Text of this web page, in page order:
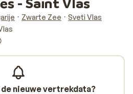
Zwarte Zee
Sveti Vlas
de nieuwe vertrekdata?